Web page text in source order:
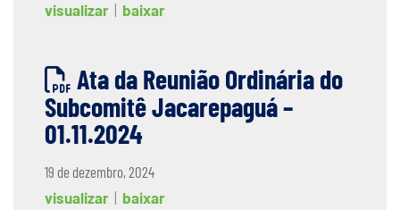
visualizar
baixar
Ata da Reunião Ordinária do
Subcomitê Jacarepaguá –
01.11.2024
19 de dezembro, 2024
visualizar
baixar